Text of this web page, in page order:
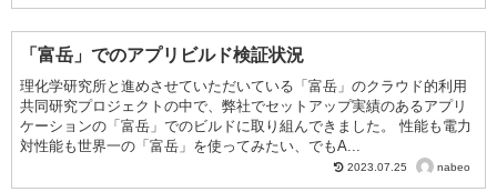
「富岳」でのアプリビルド検証状況
理化学研究所と進めさせていただいている「富岳」のクラウド的利用
共同研究プロジェクトの中で、弊社でセットアップ実績のあるアプリ
ケーションの「富岳」でのビルドに取り組んできました。 性能も電力
対性能も世界一の「富岳」を使ってみたい、でもA...
2023.07.25 nabeo